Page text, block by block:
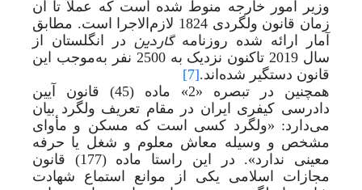
وزیر امور خارجه منوط شده است که عملاً تا آن
زمان قانون ولگردی 1824 لازم‌الاجرا است. مطابق
آمار ارائه شده روزنامهگاردین در انگلستان از
سال 2019 تاکنون نزدیک به 2500 نفر به
موجب این
قانون دستگیر شده‌اند.[7]
همچنین در تبصره «2» ماده (45) قانون آیین
دادرسی کیفری ایران در مقام تعریف ولگرد بیان
می‌دارد: «ولگرد کسی است که مسکن و مأوای
مشخص و وسیله معاش معلوم و شغل یا حرفه
معینی ندارد». در این راستا ماده (177) قانون
مجازات اسلامی یکی از موانع استماع شهادت